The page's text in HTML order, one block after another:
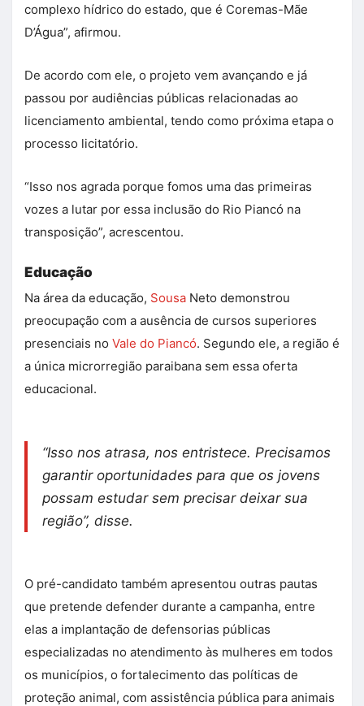
complexo hídrico do estado, que é Coremas-Mãe
D’Água”, afirmou.
De acordo com ele, o projeto vem avançando e já
passou por audiências públicas relacionadas ao
licenciamento ambiental, tendo como próxima etapa o
processo licitatório.
“Isso nos agrada porque fomos uma das primeiras
vozes a lutar por essa inclusão do Rio Piancó na
transposição”, acrescentou.
Educação
Na área da educação, Sousa Neto demonstrou
preocupação com a ausência de cursos superiores
presenciais no Vale do Piancó. Segundo ele, a região é
a única microrregião paraibana sem essa oferta
educacional.
“Isso nos atrasa, nos entristece. Precisamos
garantir oportunidades para que os jovens
possam estudar sem precisar deixar sua
região”, disse.
O pré-candidato também apresentou outras pautas
que pretende defender durante a campanha, entre
elas a implantação de defensorias públicas
especializadas no atendimento às mulheres em todos
os municípios, o fortalecimento das políticas de
proteção animal, com assistência pública para animais